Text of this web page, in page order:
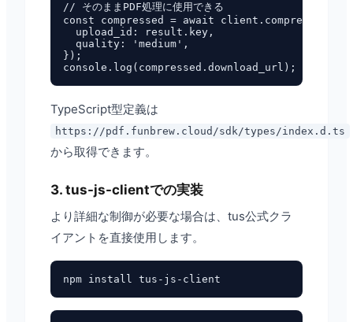
// そのままPDF処理に使用できる
const compressed = await client.compress({
  upload_id: result.key,
  quality: 'medium',
});
TypeScript型定義は
https://pdf.funbrew.cloud/sdk/types/index.d.ts
から取得できます。
3. tus-js-clientでの実装
より詳細な制御が必要な場合は、tus公式クラ
イアントを直接使用します。